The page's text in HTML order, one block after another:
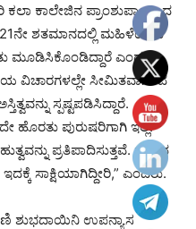
ಕಾಲೇಜಿನ ಪ್ರಾಂಶುಪಾಲರಾದ
ಶತಮಾನದಲ್ಲಿ ಮಹಿಳೆಯರು
ಮೂಡಿಸಿಕೊಂಡಿದ್ದಾರೆ ಎಂದು
ವಿಚಾರಗಳಲ್ಲೇ ಸೀಮಿತವಾಗಿರದೆ
ಸ್ಪಷ್ಟಪಡಿಸಿದ್ದಾರೆ.
ಹೊರತು ಪುರುಷರಿಗಾಗಿ ಇಲ್ಲ.
ಪ್ರತಿಪಾದಿಸುತ್ತವೆ. ರಾಜ್ಯದ
ಸಾಕ್ಷಿಯಾಗಿದ್ದೀರಿ,” ಎಂದರು.
ಶುಭದಾಯಿನಿ ಉಪನ್ಯಾಸ